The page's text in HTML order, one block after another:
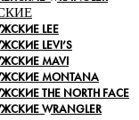
LEE
LEVI’S
MAVI
MONTANA
THE NORTH FACE
WRANGLER